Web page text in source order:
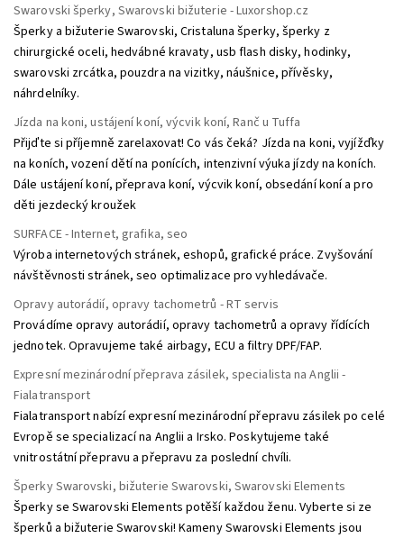
Swarovski šperky, Swarovski bižuterie - Luxorshop.cz
Šperky a bižuterie Swarovski, Cristaluna šperky, šperky z
chirurgické oceli, hedvábné kravaty, usb flash disky, hodinky,
swarovski zrcátka, pouzdra na vizitky, náušnice, přívěsky,
náhrdelníky.
Jízda na koni, ustájení koní, výcvik koní, Ranč u Tuffa
Přijďte si příjemně zarelaxovat! Co vás čeká? Jízda na koni, vyjížďky
na koních, vození dětí na ponících, intenzivní výuka jízdy na koních.
Dále ustájení koní, přeprava koní, výcvik koní, obsedání koní a pro
děti jezdecký kroužek
SURFACE - Internet, grafika, seo
Výroba internetových stránek, eshopů, grafické práce. Zvyšování
návštěvnosti stránek, seo optimalizace pro vyhledávače.
Opravy autorádií, opravy tachometrů - RT servis
Provádíme opravy autorádií, opravy tachometrů a opravy řídících
jednotek. Opravujeme také airbagy, ECU a filtry DPF/FAP.
Expresní mezinárodní přeprava zásilek, specialista na Anglii -
Fialatransport
Fialatransport nabízí expresní mezinárodní přepravu zásilek po celé
Evropě se specializací na Anglii a Irsko. Poskytujeme také
vnitrostátní přepravu a přepravu za poslední chvíli.
Šperky Swarovski, bižuterie Swarovski, Swarovski Elements
Šperky se Swarovski Elements potěší každou ženu. Vyberte si ze
šperků a bižuterie Swarovski! Kameny Swarovski Elements jsou